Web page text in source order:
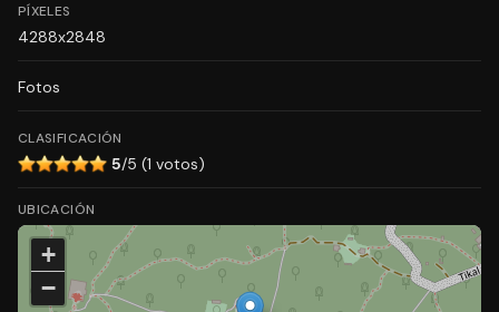
PÍXELES
4288x2848
Fotos
CLASIFICACIÓN
5/5 (1 votos)
UBICACIÓN
+
−